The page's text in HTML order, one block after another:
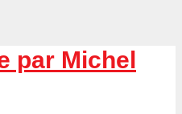
par Michel